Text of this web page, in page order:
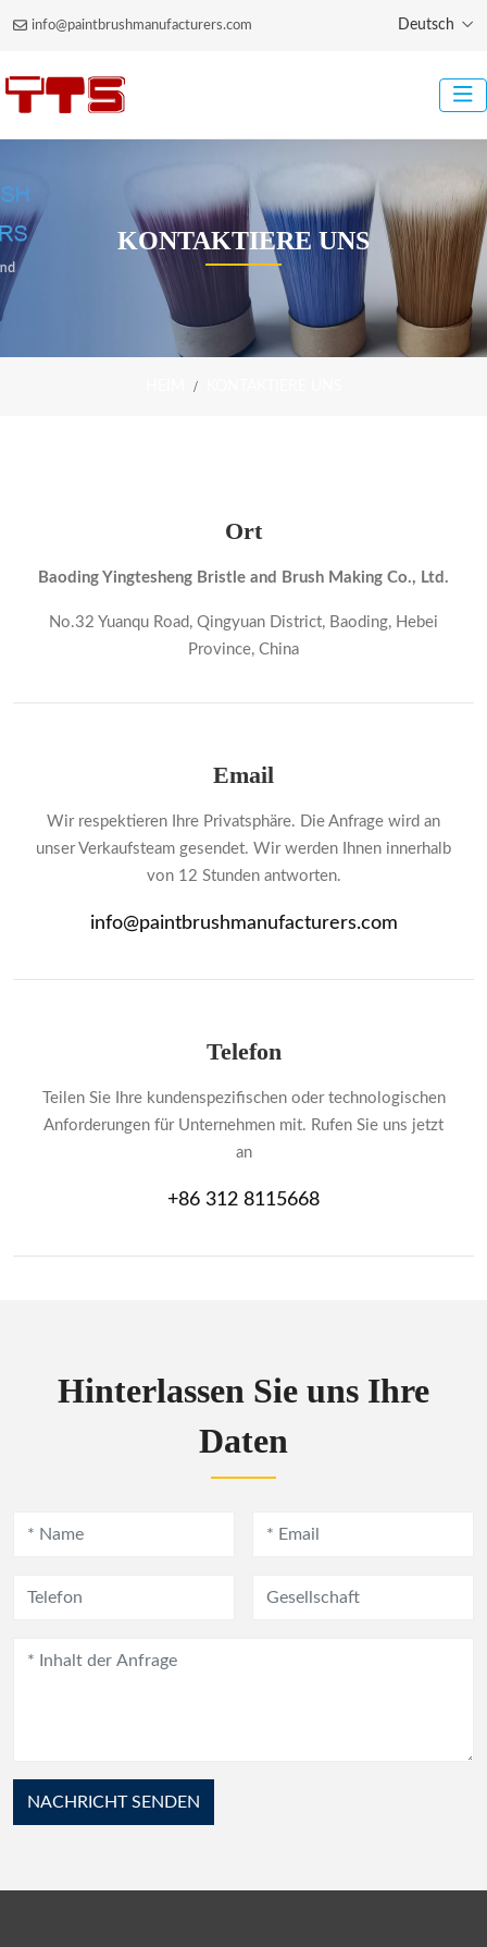
info@paintbrushmanufacturers.com Deutsch
KONTAKTIERE UNS
Ort
Baoding Yingtesheng Bristle and Brush Making Co., Ltd.
No.32 Yuanqu Road, Qingyuan District, Baoding, Hebei
Province, China
Email
Wir respektieren Ihre Privatsphäre. Die Anfrage wird an
unser Verkaufsteam gesendet. Wir werden Ihnen innerhalb
von 12 Stunden antworten.
info@paintbrushmanufacturers.com
Telefon
Teilen Sie Ihre kundenspezifischen oder technologischen
Anforderungen für Unternehmen mit. Rufen Sie uns jetzt
an
+86 312 8115668
Hinterlassen Sie uns Ihre
Daten
NACHRICHT SENDEN